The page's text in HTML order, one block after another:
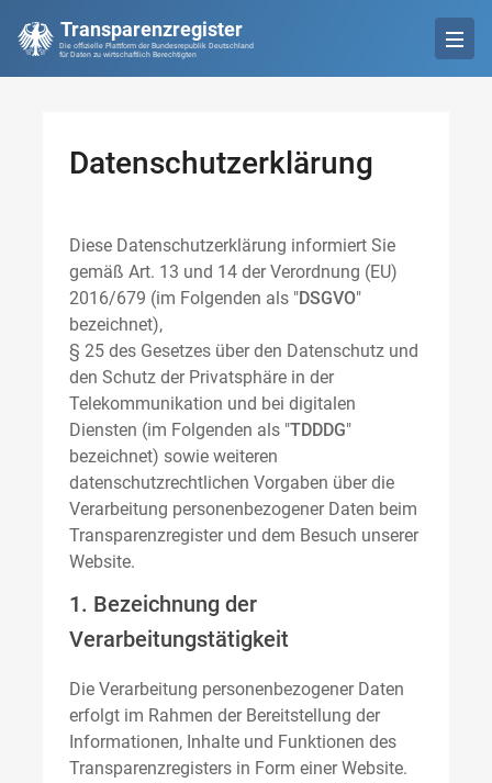
Transparenzregister
Die offizielle Plattform der Bundesrepublik Deutschland
für Daten zu wirtschaftlich Berechtigten
Datenschutzerklärung
Diese Datenschutzerklärung informiert Sie
gemäß Art. 13 und 14 der Verordnung (EU)
2016/679 (im Folgenden als "DSGVO"
bezeichnet),
§ 25 des Gesetzes über den Datenschutz und
den Schutz der Privatsphäre in der
Telekommunikation und bei digitalen
Diensten (im Folgenden als "TDDDG"
bezeichnet) sowie weiteren
datenschutzrechtlichen Vorgaben über die
Verarbeitung personenbezogener Daten beim
Transparenzregister und dem Besuch unserer
Website.
1. Bezeichnung der
Verarbeitungstätigkeit
Die Verarbeitung personenbezogener Daten
erfolgt im Rahmen der Bereitstellung der
Informationen, Inhalte und Funktionen des
Transparenzregisters in Form einer Website.